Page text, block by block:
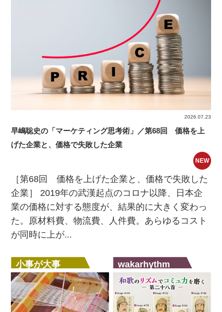
2026.07.23
早嶋聡史の「マーケティング思考術」／第68回 価格を上
げた企業と、価格で失敗した企業
NEW
［第68回 価格を上げた企業と、価格で失敗した
企業］ 2019年の武漢起点のコロナ以降、日本企
業の価格に対する態度が、結果的に大きく変わっ
た。原材料費、物流費、人件費。あらゆるコスト
が同時に上が...
小事が大事 wakarhythm